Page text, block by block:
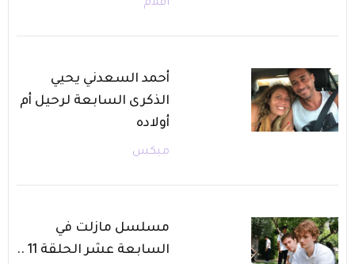
أفلام
أحمد السعدني يحيي
الذكرى السابعة لرحيل أم
أولاده
ميكس
مسلسل مازلت في
السابعة عشر الحلقة 11 ..